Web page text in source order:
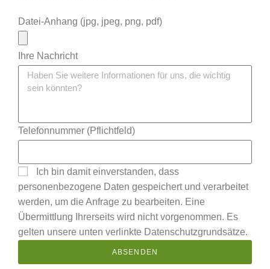
Datei-Anhang (jpg, jpeg, png, pdf)
Ihre Nachricht
Telefonnummer (Pflichtfeld)
Ich bin damit einverstanden, dass
personenbezogene Daten gespeichert und verarbeitet
werden, um die Anfrage zu bearbeiten. Eine
Übermittlung Ihrerseits wird nicht vorgenommen. Es
gelten unsere unten verlinkte Datenschutzgrundsätze.
ABSENDEN
Mit
dem
Videos
akzept
ieren
Sie die
schutz
ng von